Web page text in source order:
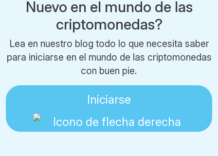
Nuevo en el mundo de las
criptomonedas?
Lea en nuestro blog todo lo que necesita saber
para iniciarse en el mundo de las criptomonedas
con buen pie.
Iniciarse